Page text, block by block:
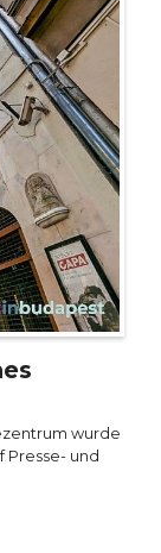
wurde
Presse- und